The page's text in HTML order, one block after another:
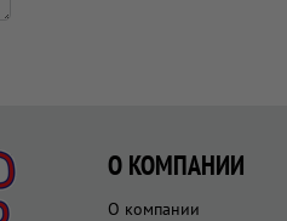
О КОМПАНИИ
О компании